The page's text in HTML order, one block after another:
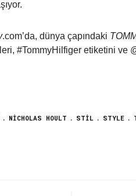
.com’da, dünya çapındaki
#TommyHilfiger etiketini ve
NICHOLAS HOULT STIL STYLE